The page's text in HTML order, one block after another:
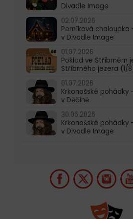
Divadle Image
02.07.2026
Perníková chaloupka
v Divadle Image
01.07.2026
Poklad ve Stříbrném
Stříbrného jezera (1/
01.07.2026
Krkonošské pohádky
v Děčíně
30.06.2026
Krkonošské pohádky
v Divadle Image